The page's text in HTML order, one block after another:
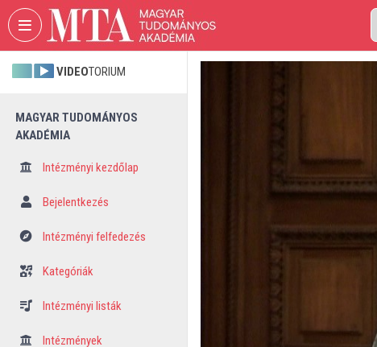
Fejléc kihagyása Menü kihagyása Tartalom kihagyása
VIDEOTORIUM
MAGYAR TUDOMÁNYOS
AKADÉMIA
Intézményi kezdőlap
Bejelentkezés
Intézményi felfedezés
Kategóriák
Intézményi listák
Intézmények